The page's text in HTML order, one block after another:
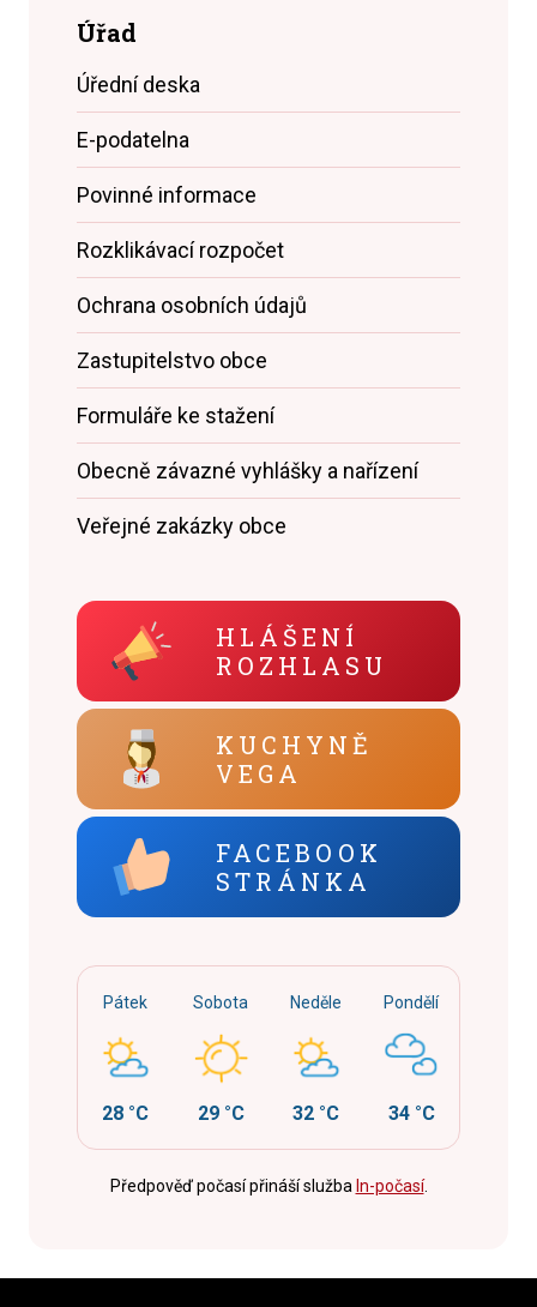
Úřad
Úřední deska
E-podatelna
Povinné informace
Rozklikávací rozpočet
Ochrana osobních údajů
Zastupitelstvo obce
Formuláře ke stažení
Obecně závazné vyhlášky a nařízení
Veřejné zakázky obce
HLÁŠENÍ
ROZHLASU
KUCHYNĚ
VEGA
FACEBOOK
STRÁNKA
Pátek
28 °C
Sobota
29 °C
Neděle
32 °C
Pondělí
34 °C
Předpověď počasí přináší služba In-počasí.